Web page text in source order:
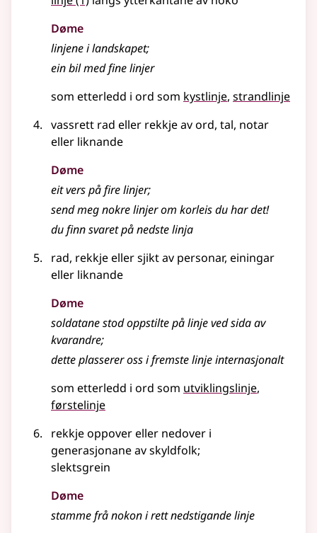
Døme
linjenei landskapet;
ein bil med finelinjer
som etterledd i ord som kystlinje strandlinje
vassrett rad eller rekkje av ord, tal, notar
eller liknande
Døme
eit vers på firelinjer;
send meg nokrelinjerom korleis du har det!
du finn svaret på nedste linja
rad, rekkje eller sjikt av personar, einingar
eller liknande
Døme
soldatane stod oppstilte pålinjeved sida av
kvarandre;
dette plasserer oss i fremste linje internasjonalt
som etterledd i ord som utviklingslinje
førstelinje
rekkje oppovereller nedover i
generasjonane av skyldfolk;
slektsgrein
Døme
stamme frå nokon i rett nedstigandelinje